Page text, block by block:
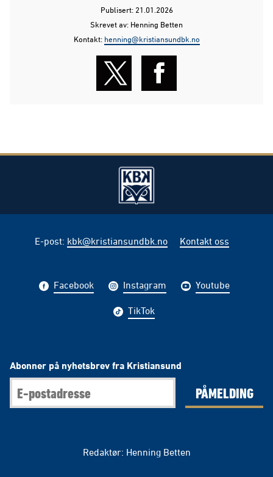
Publisert: 21.01.2026
Skrevet av: Henning Betten
Kontakt: henning@kristiansundbk.no
E-post: kbk@kristiansundbk.no Kontakt oss
Facebook Instagram Youtube
TikTok
Abonner på nyhetsbrev fra Kristiansund
PÅMELDING
Redaktør: Henning Betten